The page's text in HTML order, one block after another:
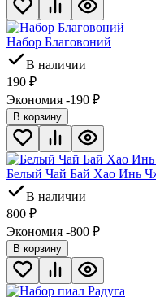
Набор Благовоний
В наличии
190 ₽
Экономия -190 ₽
В корзину
Белый Чай Бай Хао Инь
В наличии
800 ₽
Экономия -800 ₽
В корзину